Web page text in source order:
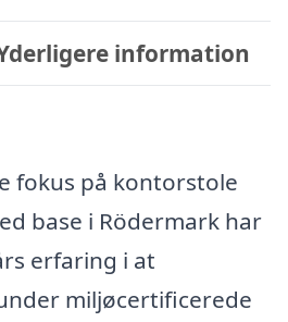
information
fokus på kontorstole
base i Rödermark har
erfaring i at
miljøcertificerede